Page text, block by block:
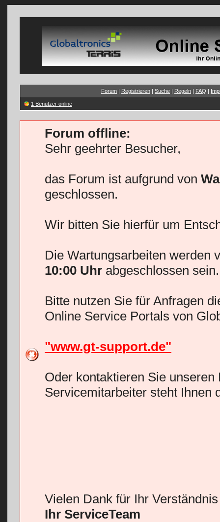
Forum | Registrieren | Suche | Regeln | FAQ |
1 Benutzer online
Forum offline:
Sehr geehrter Besucher,
das Forum ist aufgrund von
geschlossen.
Wir bitten Sie hierfür um
Die Wartungsarbeiten werden
10:00 Uhr abgeschlossen sein.
Bitte nutzen Sie für Anfragen
Online Service Portals von
"www.gt-support.de"
Oder kontaktieren Sie
Servicemitarbeiter steht Ihnen
Vielen Dank für Ihr
Ihr ServiceTeam